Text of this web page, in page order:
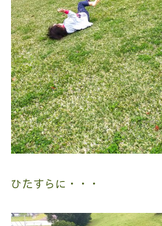
ひたすらに・・・